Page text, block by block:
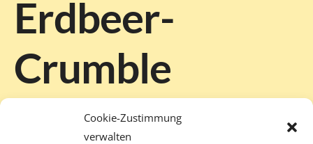
Cookie-Zustimmung
verwalten
Erdbeer-
Crumble